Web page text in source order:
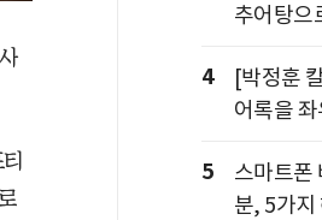
추어탕으
4
[박정훈
어록을
5
스마트폰
분, 5가지